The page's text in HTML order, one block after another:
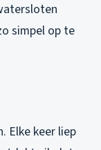
simpel op te
Elke keer liep